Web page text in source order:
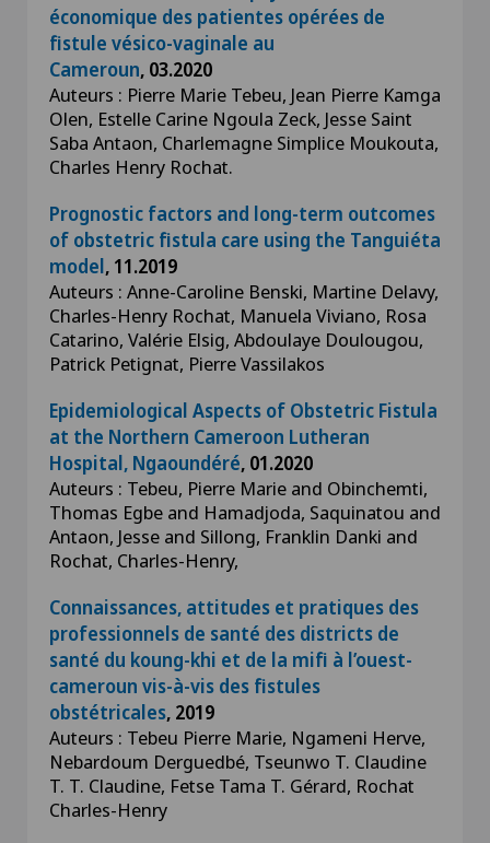
économique des patientes opérées de
fistule vésico-vaginale au
Cameroun, 03.2020
Auteurs : Pierre Marie Tebeu, Jean Pierre Kamga
Olen, Estelle Carine Ngoula Zeck, Jesse Saint
Saba Antaon, Charlemagne Simplice Moukouta,
Charles Henry Rochat.
Prognostic factors and long-term outcomes
of obstetric fistula care using the Tanguiéta
model, 11.2019
Auteurs : Anne-Caroline Benski, Martine Delavy,
Charles-Henry Rochat, Manuela Viviano, Rosa
Catarino, Valérie Elsig, Abdoulaye Doulougou,
Patrick Petignat, Pierre Vassilakos
Epidemiological Aspects of Obstetric Fistula
at the Northern Cameroon Lutheran
Hospital, Ngaoundéré, 01.2020
Auteurs : Tebeu, Pierre Marie and Obinchemti,
Thomas Egbe and Hamadjoda, Saquinatou and
Antaon, Jesse and Sillong, Franklin Danki and
Rochat, Charles-Henry,
Connaissances, attitudes et pratiques des
professionnels de santé des districts de
santé du koung-khi et de la mifi à l’ouest-
cameroun vis-à-vis des fistules
obstétricales, 2019
Auteurs : Tebeu Pierre Marie, Ngameni Herve,
Nebardoum Derguedbé, Tseunwo T. Claudine
T. T. Claudine, Fetse Tama T. Gérard, Rochat
Charles-Henry